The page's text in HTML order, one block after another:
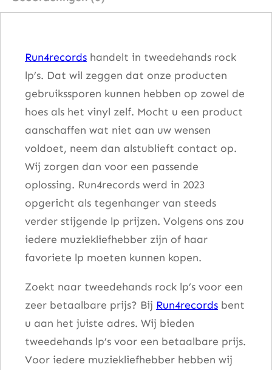
Run4records handelt in tweedehands rock
lp’s. Dat wil zeggen dat onze producten
gebruikssporen kunnen hebben op zowel de
hoes als het vinyl zelf. Mocht u een product
aanschaffen wat niet aan uw wensen
voldoet, neem dan alstublieft contact op.
Wij zorgen dan voor een passende
oplossing. Run4records werd in 2023
opgericht als tegenhanger van steeds
verder stijgende lp prijzen. Volgens ons zou
iedere muziekliefhebber zijn of haar
favoriete lp moeten kunnen kopen.
Zoekt naar tweedehands rock lp’s voor een
zeer betaalbare prijs? Bij Run4records bent
u aan het juiste adres. Wij bieden
tweedehands lp’s voor een betaalbare prijs.
Voor iedere muziekliefhebber hebben wij